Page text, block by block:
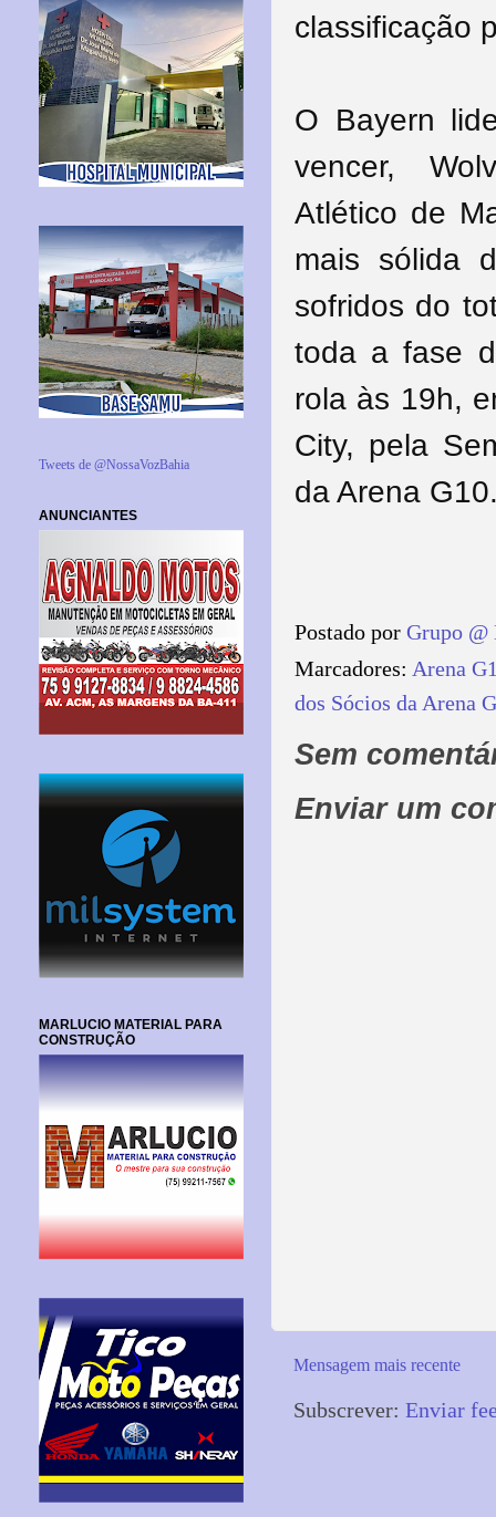
classificação
O Bayern
vencer,
Atlético de
mais sólida
sofridos do
toda a fase
rola às 19h,
City, pela
da Arena
Postado por Grupo @
Marcadores: Arena
dos Sócios da Arena
Sem
Enviar um
Mensagem mais recente
Subscrever: Enviar
Tweets de @NossaVozBahia
ANUNCIANTES
MARLUCIO MATERIAL PARA
CONSTRUÇÃO